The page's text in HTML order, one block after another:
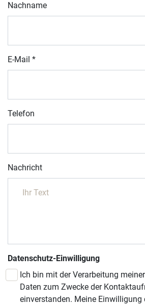
Nachname
E-Mail *
Telefon
Nachricht
Datenschutz-Einwilligung
Ich bin mit der Verarbeitung
Daten zum Zwecke der
einverstanden. Meine